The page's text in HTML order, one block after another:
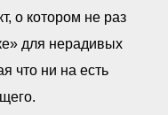
в НКО
в Общественных советах
РФ по
регламентам
о котором не раз
для нерадивых
что ни на есть